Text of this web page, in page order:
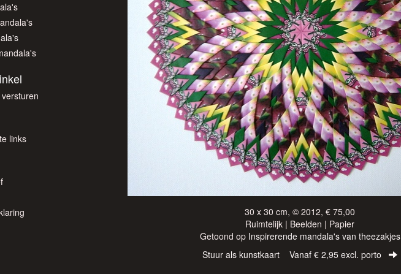
30 x 30 cm, © 2012, € 75,00
Ruimtelijk | Beelden | Papier
Getoond op Inspirerende mandala's van theezakjes
Stuur als kunstkaart Vanaf € 2,95 excl. porto
links